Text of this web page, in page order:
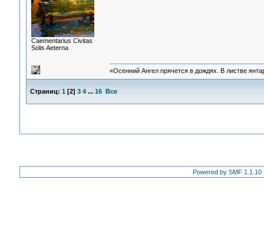
Сaementarius Civitas
Solis Aeterna
«Осенний Ангел прячется в дождях. В листве
Страниц: 1 [2] 3 4 ... 16 Все
Powered by SMF 1.1.10